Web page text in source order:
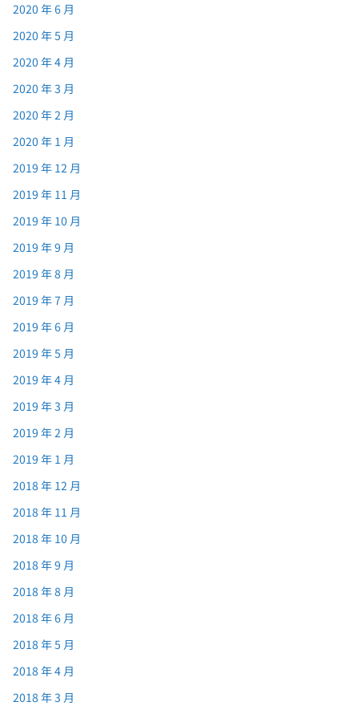
2020 年 6 月
2020 年 5 月
2020 年 4 月
2020 年 3 月
2020 年 2 月
2020 年 1 月
2019 年 12 月
2019 年 11 月
2019 年 10 月
2019 年 9 月
2019 年 8 月
2019 年 7 月
2019 年 6 月
2019 年 5 月
2019 年 4 月
2019 年 3 月
2019 年 2 月
2019 年 1 月
2018 年 12 月
2018 年 11 月
2018 年 10 月
2018 年 9 月
2018 年 8 月
2018 年 6 月
2018 年 5 月
2018 年 4 月
2018 年 3 月